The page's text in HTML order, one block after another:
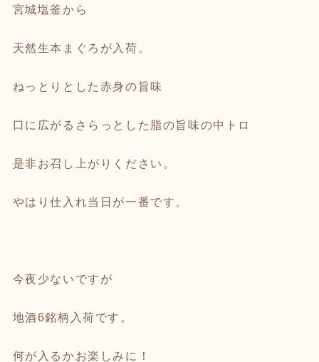
宮城塩釜から
天然生本まぐろが入荷。
ねっとりとした赤身の旨味
口に広がるさらっとした脂の旨味の中トロ
是非お召し上がりください。
やはり仕入れ当日が一番です。
今夜少ないですが
地酒6銘柄入荷です。
何が入るかお楽しみに！